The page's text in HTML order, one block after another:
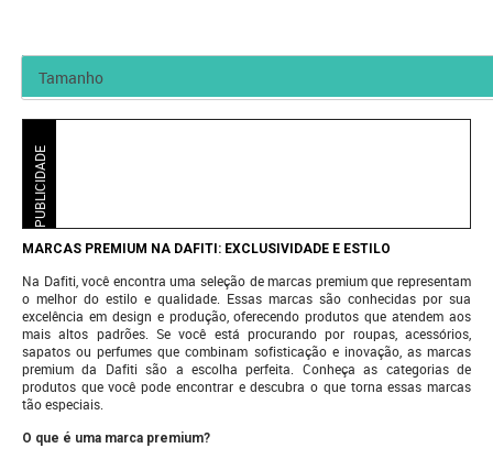
PUBLICIDADE
MARCAS PREMIUM NA DAFITI: EXCLUSIVIDADE E ESTILO
Na Dafiti, você encontra uma seleção de marcas premium que representam
o melhor do estilo e qualidade. Essas marcas são conhecidas por sua
excelência em design e produção, oferecendo produtos que atendem aos
mais altos padrões. Se você está procurando por roupas, acessórios,
sapatos ou perfumes que combinam sofisticação e inovação, as marcas
premium da Dafiti são a escolha perfeita. Conheça as categorias de
produtos que você pode encontrar e descubra o que torna essas marcas
tão especiais.
O que é uma marca premium?